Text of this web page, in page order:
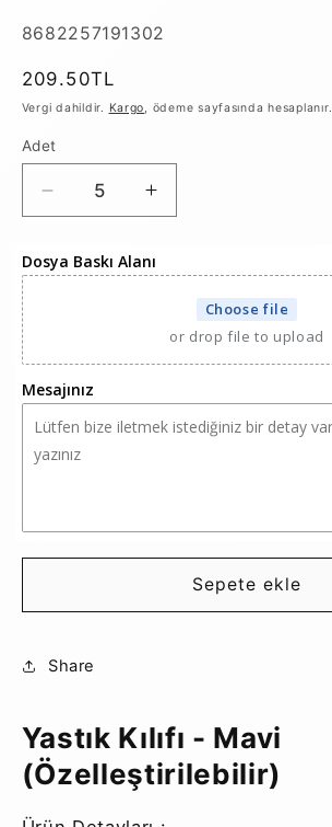
SKU:
8682257191302
Normal
fiyat
209.50TL
Vergi dahildir. Kargo, ödeme sayfasında hesaplanır.
Adet
Yastık
Kılıfı
Mavi
(Özelleştirilebilir)
azaltın
Yastık
Kılıfı
Mavi
(Özelleştirilebilir)
adedi
artırın
Dosya Baskı Alanı
Choose file
or drop file to upload
Mesajınız
Sepete ekle
Share
Yastık Kılıfı - Mavi
(Özelleştirilebilir)